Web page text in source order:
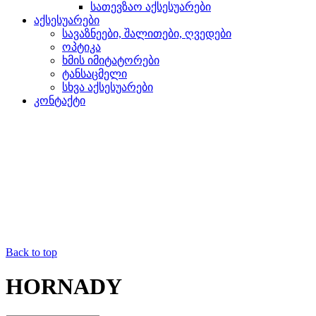
სათევზაო აქსესუარები
აქსესუარები
სავაზნეები, შალითები, ღვედები
ოპტიკა
ხმის იმიტატორები
ტანსაცმელი
სხვა აქსესუარები
კონტაქტი
Back to top
HORNADY